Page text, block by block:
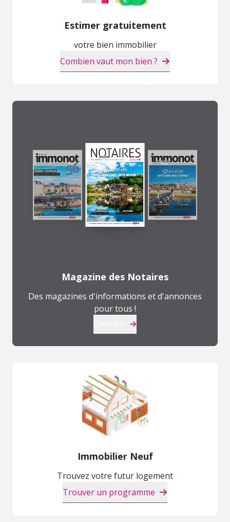
Estimer gratuitement
votre bien immobilier
Combien vaut mon bien ?
Magazine des Notaires
Des magazines d'informations et d'annonces
pour tous !
Immobilier Neuf
Trouvez votre futur logement
Trouver un programme